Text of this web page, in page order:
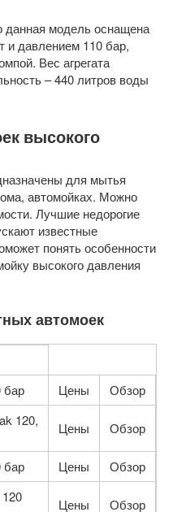
данная модель оснащена
и давлением 110 бар,
Вес агрегата
– 440 литров воды
высокого
для мытья
автомойках. Можно
Лучшие недорогие
известные
понять особенности
высокого давления
автомоек
бар Цены Обзор
120,
Цены Обзор
бар Цены Обзор
Цены Обзор